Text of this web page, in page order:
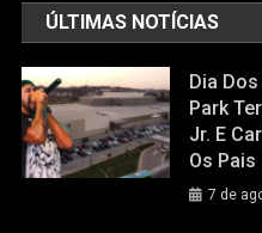
ÚLTIMAS NOTÍCIAS
Dia
Park
Jr. E
Os Pais
7 de